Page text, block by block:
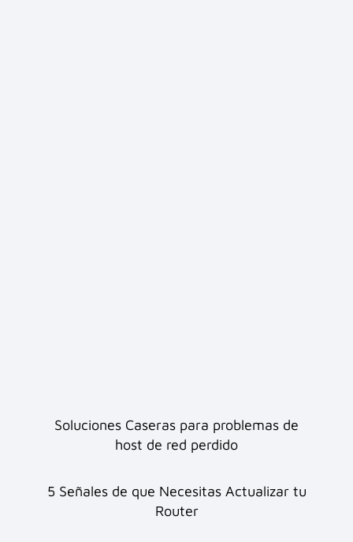
Soluciones Caseras para problemas de
host de red perdido
5 Señales de que Necesitas Actualizar tu
Router